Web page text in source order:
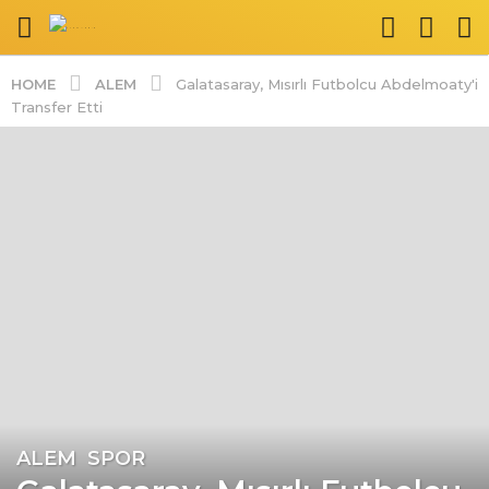
HOME ALEM
Galatasaray, Mısırlı Futbolcu Abdelmoaty'i
Transfer Etti
8
ALEM ,SPOR